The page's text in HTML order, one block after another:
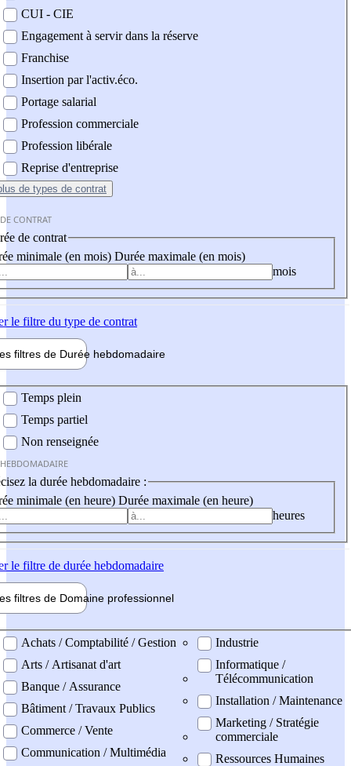
CUI - CIE
Engagement à servir dans la réserve
Franchise
Insertion par l'activ.éco.
Portage salarial
Profession commerciale
Profession libérale
Reprise d'entreprise
de types de contrat
CONTRAT
de contrat
minimale (en mois) Durée maximale (en mois)
mois
le filtre du type de contrat
filtres de Durée hebdomadaire
Temps plein
Temps partiel
Non renseignée
la durée hebdomadaire :
minimale (en heure) Durée maximale (en heure)
heures
le filtre de durée hebdomadaire
filtres de Domaine professionnel
professionel
Achats / Comptabilité / Gestion
Arts / Artisanat d'art
Banque / Assurance
Bâtiment / Travaux Publics
Commerce / Vente
Communication / Multimédia
Industrie
Informatique /
Télécommunication
Installation / Maintenance
Marketing / Stratégie
commerciale
Ressources Humaines